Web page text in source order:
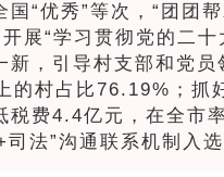
“优秀”等次，“团团
展“学习贯彻党的二
，引导村支部和党
的村占比76.19%；抓
费4.4亿元，在全市
法”沟通联系机制入选